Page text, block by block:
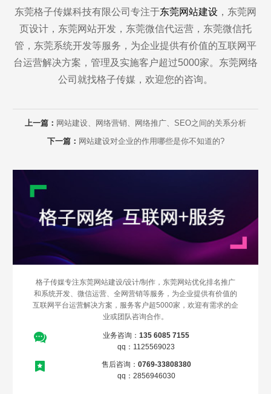
东莞格子传媒科技有限公司专注于东莞网站建设 ，东莞网
页设计，东莞网站开发，东莞微信代运营，东莞微信托
管，东莞系统开发等服务，为企业提供有价值的互联网平
台运营解决方案，管理及实施客户超过5000家。东莞网络
公司就找格子传媒，欢迎您的咨询。
上一篇： 网站建设、网络营销、网络推广、SEO之间的关系分析
下一篇： 网站建设对企业的作用哪些是你不知道的?
格子传媒专注东莞网站建设/设计/制作，东莞网站优化排名推广
和系统开发、微信运营、全网营销等服务，为企业提供有价值的
互联网平台运营解决方案，服务客户超5000家，欢迎有需求的企
业或团队咨询合作。
业务咨询： 135 6085 7155
qq：1125569023
售后咨询： 0769-33808380
qq：2856946030
Are you ready?
不怕就请留下您的需求及联系方式，我们会第一时间送上问候的。